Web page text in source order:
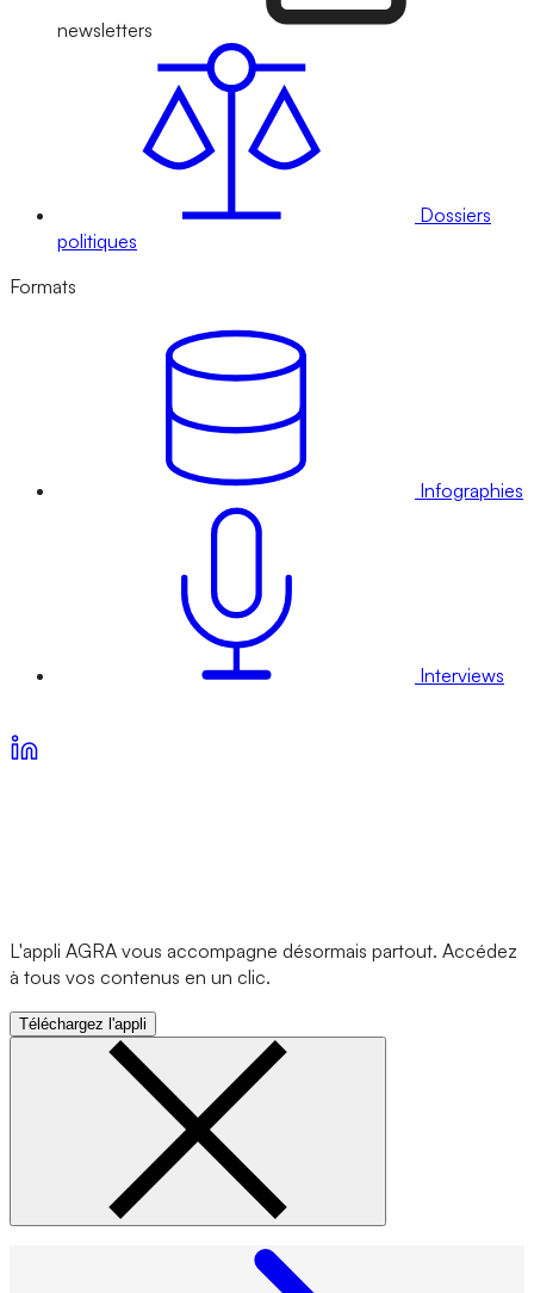
newsletters
Dossiers
politiques
Formats
Infographies
Interviews
L'appli AGRA vous accompagne désormais partout. Accédez
à tous vos contenus en un clic.
Téléchargez l'appli